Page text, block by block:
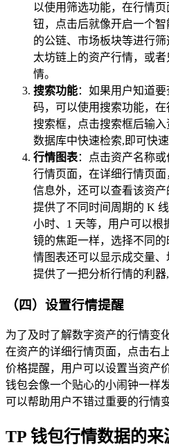
以使用筛选功能，在行情
钮，点击后就像开启一个
的公链、市场板块等进行
太坊链上的资产行情，或
情。
搜索功能：如果用户知道
码，可以使用搜索功能，
搜索框，点击搜索框后输
数据库中快速检索,即可快
行情图表：点击资产名称
行情页面，在详细行情页
信息外，还可以查看该资
提供了不同时间周期的 K
小时、1 天等，用户可以根
镜的焦距一样，选择不同
情图表还可以显示成交量
提供了一把分析行情的利器
（四）设置行情提醒
为了及时了解数字资产的行情变
在资产的详细行情页面，点击右
价格提醒，用户可以设置当资产
钱包会像一个贴心的小闹钟一样
可以帮助用户不错过重要的行情
TP 钱包行情数据的来